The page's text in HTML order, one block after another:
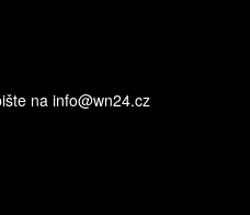
na info@wn24.cz